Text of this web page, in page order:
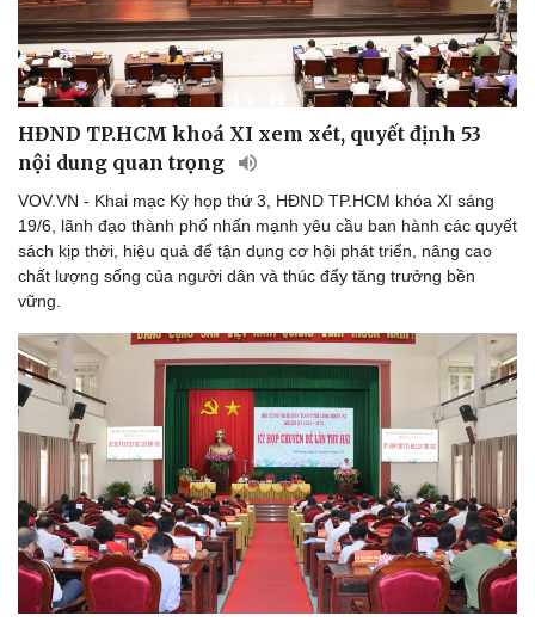
Thể thao
Bóng đá
Lịch thi đấu bóng đá
Thế giới thể thao
Ô tô - Xe máy
Ô tô
Xe máy
Tư vấn
HĐND TP.HCM khoá XI xem xét, quyết định 53
nội dung quan trọng
VOV.VN - Khai mạc Kỳ họp thứ 3, HĐND TP.HCM khóa XI sáng
19/6, lãnh đạo thành phố nhấn mạnh yêu cầu ban hành các quyết
sách kịp thời, hiệu quả để tận dụng cơ hội phát triển, nâng cao
chất lượng sống của người dân và thúc đẩy tăng trưởng bền
vững.